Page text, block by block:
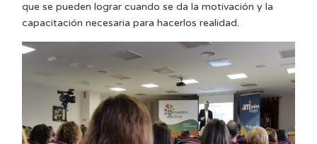
que se pueden lograr cuando se da la motivación y la
capacitación necesaria para hacerlos realidad.